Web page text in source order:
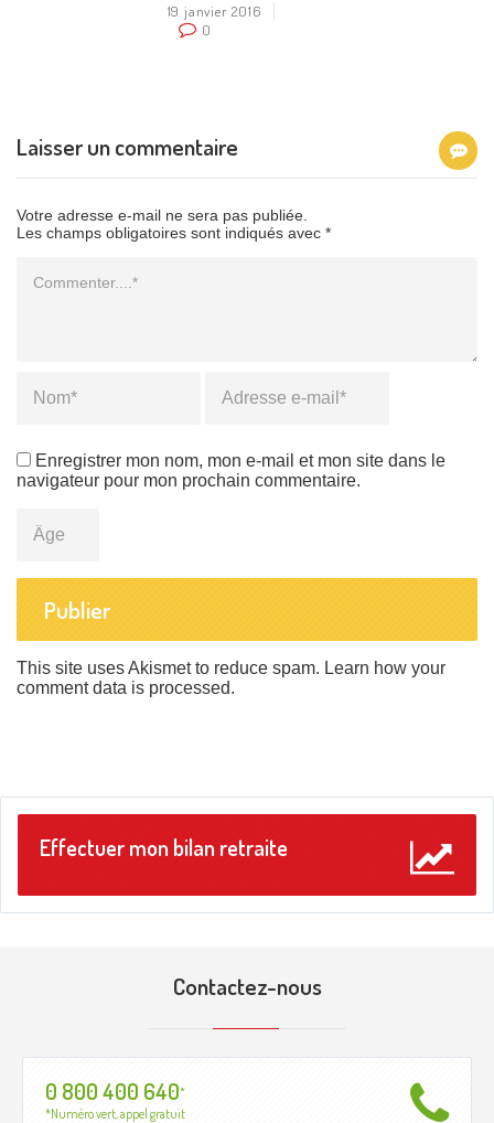
19 janvier 2016
0
Laisser un commentaire
Votre adresse e-mail ne sera pas publiée.
Les champs obligatoires sont indiqués avec *
Enregistrer mon nom, mon e-mail et mon site dans le
navigateur pour mon prochain commentaire.
This site uses Akismet to reduce spam. Learn how your
comment data is processed.
Effectuer mon bilan retraite
Contactez-nous
0 800 400 640*
*Numéro vert, appel gratuit